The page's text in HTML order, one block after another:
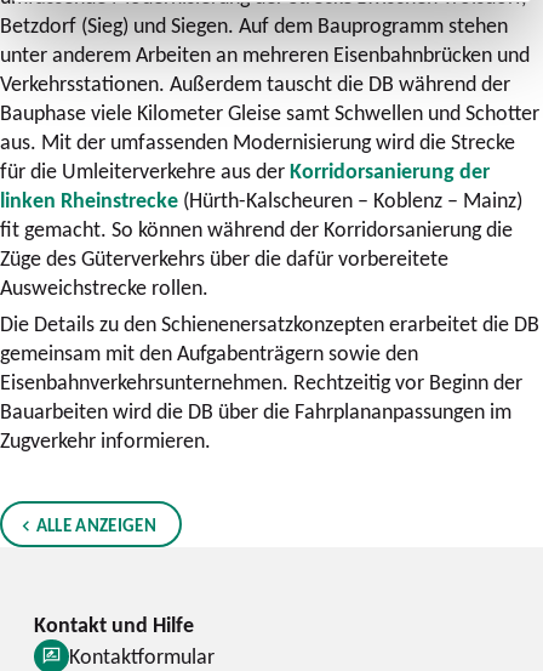
Betzdorf (Sieg) und Siegen. Auf dem Bauprogramm stehen
unter anderem Arbeiten an mehreren Eisenbahnbrücken und
Verkehrsstationen. Außerdem tauscht die DB während der
Bauphase viele Kilometer Gleise samt Schwellen und Schotter
aus. Mit der umfassenden Modernisierung wird die Strecke
für die Umleiterverkehre aus derKorridorsanierung der
linken Rheinstrecke (Hürth-Kalscheuren – Koblenz – Mainz)
fit gemacht. So können während der Korridorsanierung die
Züge des Güterverkehrs über die dafür vorbereitete
Ausweichstrecke rollen.
Die Details zu den Schienenersatzkonzepten erarbeitet die DB
gemeinsam mit den Aufgabenträgern sowie den
Eisenbahnverkehrsunternehmen. Rechtzeitig vor Beginn der
Bauarbeiten wird die DB über die Fahrplananpassungen im
Zugverkehr informieren.
ALLE ANZEIGEN
Kontaktformular